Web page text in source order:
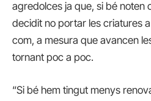
agredolces ja que, si bé noten
decidit no portar les criatures
com, a mesura que avancen
tornant poc a poc.
“Si bé hem tingut menys